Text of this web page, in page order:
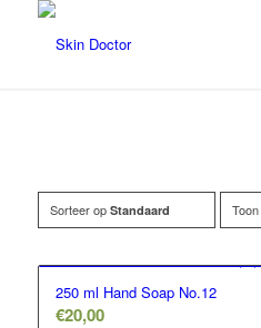
Prijs
Sorteer op Standaard Toon
250 ml Hand Soap No.12
€20,00